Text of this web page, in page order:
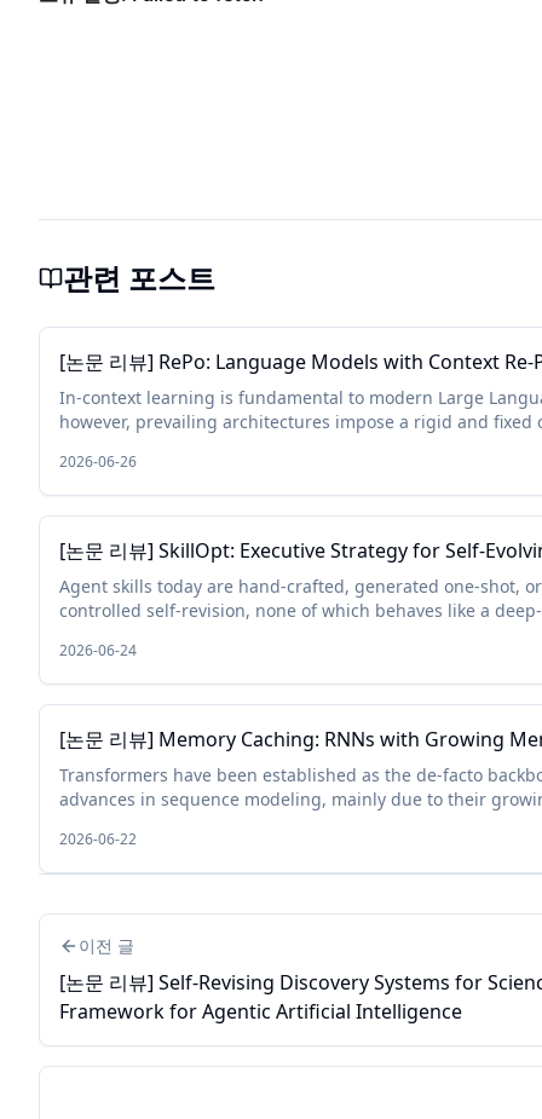
관련 포스트
[논문 리뷰] RePo: Language Models with Context
In-context learning is fundamental to modern Large
however, prevailing architectures impose a rigid and fixed
2026-06-26
[논문 리뷰] SkillOpt: Executive Strategy for Self-
Agent skills today are hand-crafted, generated one-shot,
controlled self-revision, none of which behaves like a
2026-06-24
[논문 리뷰] Memory Caching: RNNs with Growing
Transformers have been established as the de-facto
advances in sequence modeling, mainly due to their
2026-06-22
이전 글
[논문 리뷰] Self-Revising Discovery Systems for
Framework for Agentic Artificial Intelligence